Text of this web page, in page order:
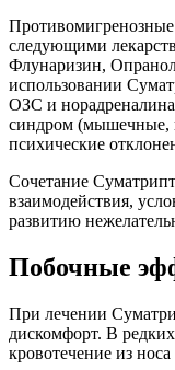
Противомигренозные
следующими
Флунаризин,
использовании
ОЗС и
синдром (мышечные,
психические
Сочетание
взаимодействия,
развитию
Побочные
При лечении
дискомфорт. В
кровотечение из